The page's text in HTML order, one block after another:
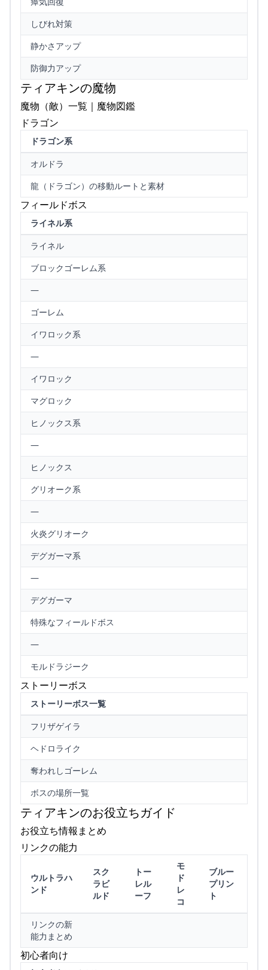
しびれ対策
静かさアップ
防御力アップ
ティアキンの魔物
魔物（敵）一覧｜魔物図鑑
ドラゴン
ドラゴン系
オルドラ
龍（ドラゴン）の移動ルートと素材
フィールドボス
ライネル系
ライネル
ブロックゴーレム系
—
ゴーレム
イワロック系
—
イワロック
マグロック
ヒノックス系
—
ヒノックス
グリオーク系
—
火炎グリオーク
デグガーマ系
—
デグガーマ
特殊なフィールドボス
—
モルドラジーク
ストーリーボス
ストーリーボス一覧
フリザゲイラ
ヘドロライク
奪われしゴーレム
ボスの場所一覧
ティアキンのお役立ちガイド
お役立ち情報まとめ
リンクの能力
ウルトラハ
ンド
スク
ラビ
ルド
トー
レル
ーフ
モ
ド
レ
コ
ブルー
プリン
ト
リンクの新
能力まとめ
初心者向け